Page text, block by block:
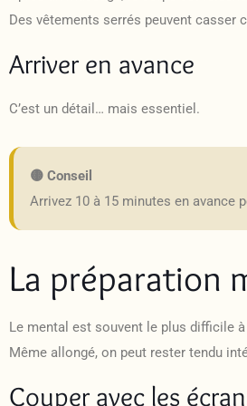
Des vêtements serrés peuvent casser
Arriver en avance
C’est un détail… mais essentiel.
🟡 Conseil
Arrivez 10 à 15 minutes en avance
La préparation
Le mental est souvent le plus difficile
Même allongé, on peut rester tendu
Couper avec les